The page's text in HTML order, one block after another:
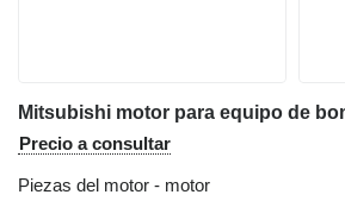
Mitsubishi motor para equipo de
Precio a consultar
Piezas del motor - motor